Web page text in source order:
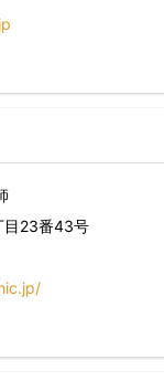
目23番43号